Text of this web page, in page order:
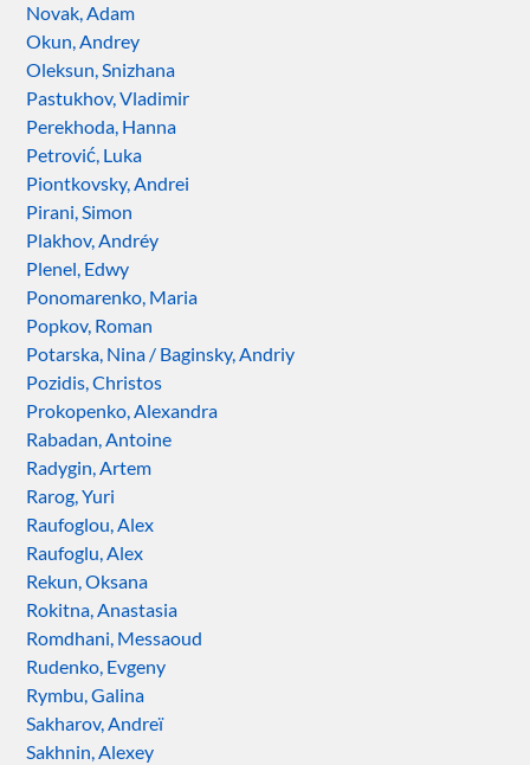
Novak, Adam
Okun, Andrey
Oleksun, Snizhana
Pastukhov, Vladimir
Perekhoda, Hanna
Petrović, Luka
Piontkovsky, Andrei
Pirani, Simon
Plakhov, Andréy
Plenel, Edwy
Ponomarenko, Maria
Popkov, Roman
Potarska, Nina / Baginsky, Andriy
Pozidis, Christos
Prokopenko, Alexandra
Rabadan, Antoine
Radygin, Artem
Rarog, Yuri
Raufoglou, Alex
Raufoglu, Alex
Rekun, Oksana
Rokitna, Anastasia
Romdhani, Messaoud
Rudenko, Evgeny
Rymbu, Galina
Sakharov, Andreï
Sakhnin, Alexey